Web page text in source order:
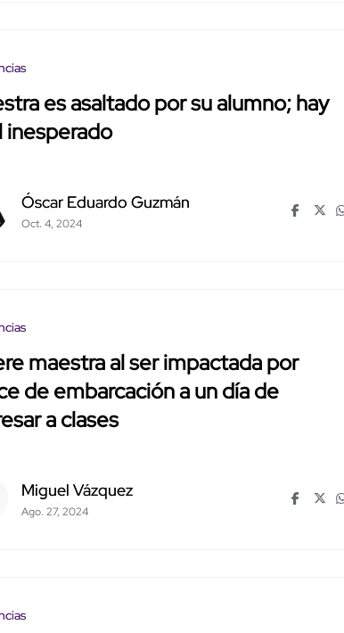
es asaltado por su alumno; hay
inesperado
Óscar Eduardo Guzmán
Oct. 4, 2024
maestra al ser impactada por
de embarcación a un día de
a clases
Miguel Vázquez
Ago. 27, 2024